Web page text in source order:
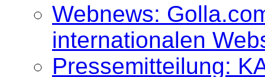
Webnews:
internationalen
Pressemitteilung: